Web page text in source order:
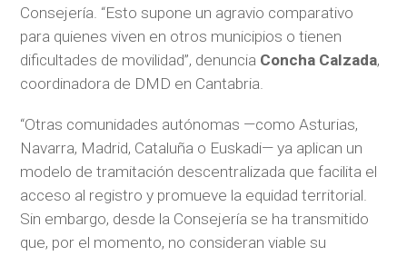
Consejería. “Esto supone un agravio comparativo
para quienes viven en otros municipios o tienen
dificultades de movilidad”, denuncia Concha Calzada,
coordinadora de DMD en Cantabria.
“Otras comunidades autónomas —como Asturias,
Navarra, Madrid, Cataluña o Euskadi— ya aplican un
modelo de tramitación descentralizada que facilita el
acceso al registro y promueve la equidad territorial.
Sin embargo, desde la Consejería se ha transmitido
que, por el momento, no consideran viable su